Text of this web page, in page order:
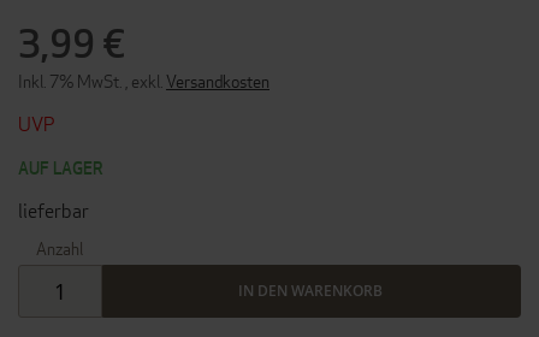
3,99 €
Inkl. 7% MwSt. exkl. Versandkosten
UVP
AUF LAGER
lieferbar
Anzahl
IN DEN WARENKORB